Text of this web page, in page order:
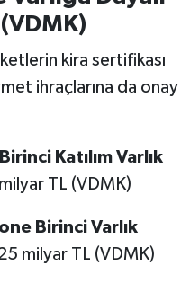
kira sertifikası
ihraçlarına da onay
Katılım Varlık
TL (VDMK)
Birinci Varlık
milyar TL (VDMK)